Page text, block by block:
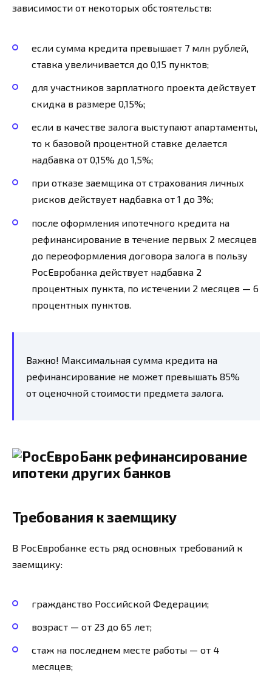
зависимости от некоторых обстоятельств:
если сумма кредита превышает 7 млн рублей,
ставка увеличивается до 0,15 пунктов;
для участников зарплатного проекта действует
скидка в размере 0,15%;
если в качестве залога выступают апартаменты,
то к базовой процентной ставке делается
надбавка от 0,15% до 1,5%;
при отказе заемщика от страхования личных
рисков действует надбавка от 1 до 3%;
после оформления ипотечного кредита на
рефинансирование в течение первых 2 месяцев
до переоформления договора залога в пользу
РосЕвробанка действует надбавка 2
процентных пункта, по истечении 2 месяцев — 6
процентных пунктов.
Важно! Максимальная сумма кредита на
рефинансирование не может превышать 85%
от оценочной стоимости предмета залога.
Требования к заемщику
В РосЕвробанке есть ряд основных требований к
заемщику:
гражданство Российской Федерации;
возраст — от 23 до 65 лет;
стаж на последнем месте работы — от 4
месяцев;